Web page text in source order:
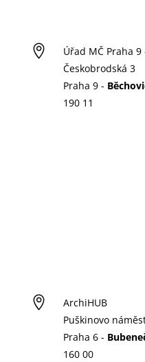

Úřad MČ Praha 9
Českobrodská 3
Praha 9 -
190 11

ArchiHUB
Puškinovo
Praha 6 -
160 00